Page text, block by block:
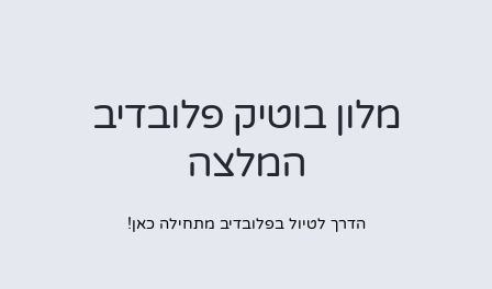
מלון בוטיק פלובדיב
המלצה
הדרך לטיול בפלובדיב מתחילה כאן!